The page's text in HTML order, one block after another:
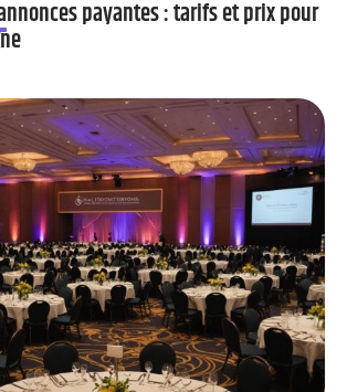
payantes : tarifs et prix pour